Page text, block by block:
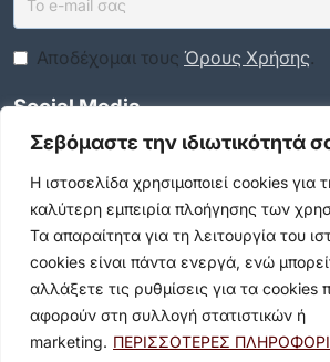
Σεβόμαστε την ιδιωτικότητά
Η ιστοσελίδα χρησιμοποιεί cookies για
καλύτερη εμπειρία πλοήγησης των
Τα απαραίτητα για τη λειτουργία του
cookies είναι πάντα ενεργά, ενώ
αλλάξετε τις ρυθμίσεις για τα cookies
αφορούν στη συλλογή στατιστικών ή
marketing. ΠΕΡΙΣΣΟΤΕΡΕΣ
Αποδέχομαι τους Όρους Χρήσης.
Social Media
Αρχείο
ΑΎΓΟΥΣΤΟΣ 2026 (8)
ΙΟΎΛΙΟΣ 2026 (55)
ΙΟΎΝΙΟΣ 2026 (46)
ΜΆΙΟΣ 2026 (59)
ΑΠΡΊΛΙΟΣ 2026 (40)
ΜΆΡΤΙΟΣ 2026 (51)